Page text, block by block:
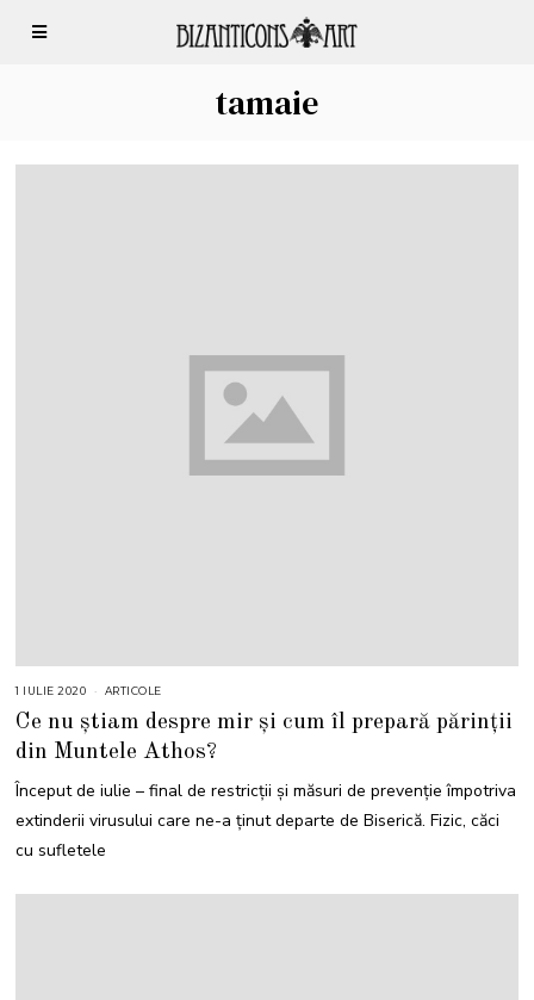
tamaie
1 IULIE 2020 ARTICOLE
Ce nu știam despre mir și cum îl prepară părinții
din Muntele Athos?
Început de iulie – final de restricții și măsuri de prevenție împotriva
extinderii virusului care ne-a ținut departe de Biserică. Fizic, căci
cu sufletele